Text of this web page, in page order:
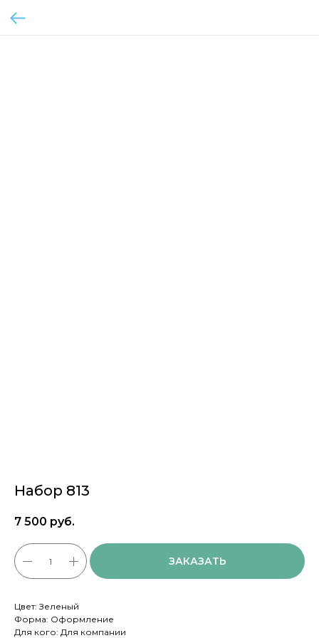
Набор 813
7 500 руб.
ЗАКАЗАТЬ
Цвет: Зеленый
Форма: Оформление
Для кого: Для компании